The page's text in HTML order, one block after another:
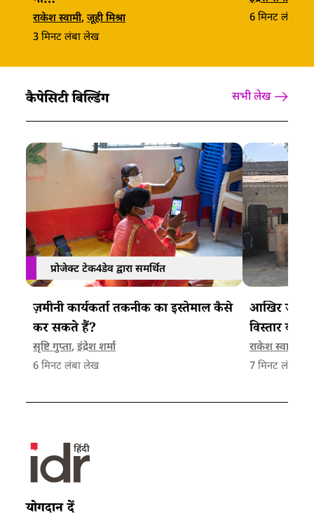
राकेश स्वामी,जूही मिश्रा
3 मिनट लंबा लेख
6मिनट लंबा
कैपेसिटी बिल्डिंग सभी लेख
प्रोजेक्ट टेक4डेव द्वारा समर्थित
ज़मीनी कार्यकर्ता तकनीक का इस्तेमाल कैसे
कर सकते हैं?
सृष्टि गुप्ता,इंद्रेश शर्मा
6 मिनट लंबा लेख
आखिर
विस्तार क्यों
राकेश स्वामी
7मिनट लंबा